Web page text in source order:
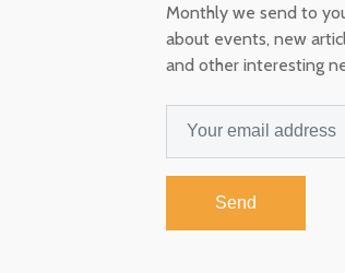
Monthly we send to
about events, new
and other interesting
Send